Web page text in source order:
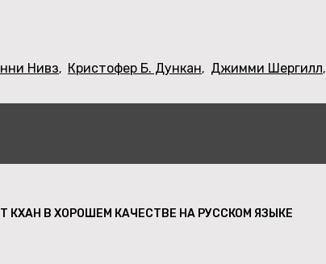
Нивз, Кристофер Б. Дункан, Джимми Шергилл,
В ХОРОШЕМ КАЧЕСТВЕ НА РУССКОМ ЯЗЫКЕ